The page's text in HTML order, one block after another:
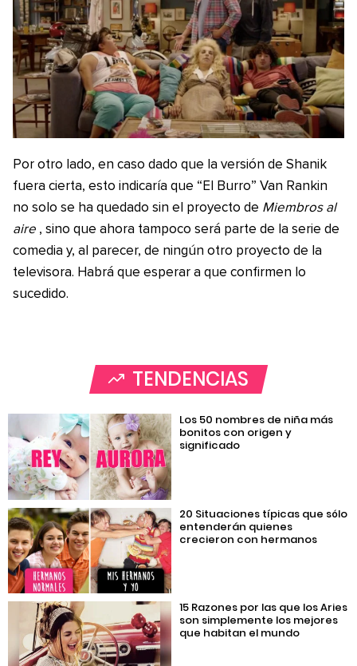
Por otro lado, en caso dado que la versión de Shanik
fuera cierta, esto indicaría que “El Burro” Van Rankin
no solo se ha quedado sin el proyecto de Miembros al
aire , sino que ahora tampoco será parte de la serie de
comedia y, al parecer, de ningún otro proyecto de la
televisora. Habrá que esperar a que confirmen lo
sucedido.
TENDENCIAS
Los 50 nombres de niña más
bonitos con origen y
significado
20 Situaciones típicas que sólo
entenderán quienes
crecieron con hermanos
15 Razones por las que los Aries
son simplemente los mejores
que habitan el mundo